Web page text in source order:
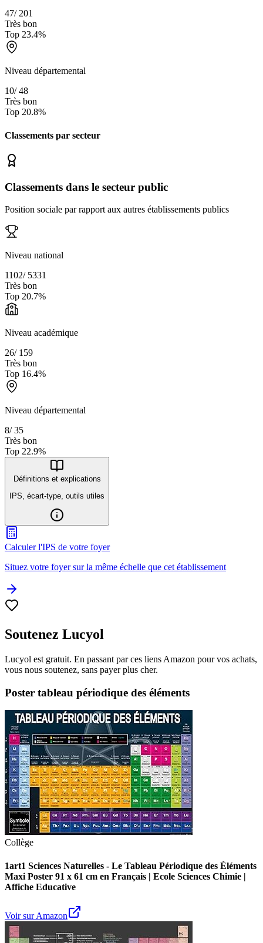
47/201
Très bon
Top 23.4%
Niveau départemental
10/48
Très bon
Top 20.8%
Classements par secteur
Classements dans le secteur public
Position sociale par rapport aux autres établissements publics
Niveau national
1102/ 5331
Très bon
Top 20.7%
Niveau académique
26/ 159
Très bon
Top 16.4%
Niveau départemental
8/35
Très bon
Top 22.9%
Définitions et explications
IPS, écart-type, outils utiles
Calculer l'IPS de votre foyer
Situez votre foyer sur la même échelle que cet établissement
Soutenez Lucyol
Lucyol est gratuit. En passant par ces liens Amazon pour vos achats,
vous nous soutenez, sans payer plus cher.
Poster tableau périodique des éléments
Collège
1art1 Sciences Naturelles - Le Tableau Périodique des Éléments
Maxi Poster 91 x 61 cm en Français | Ecole Sciences Chimie |
Affiche Educative
Voir sur Amazon